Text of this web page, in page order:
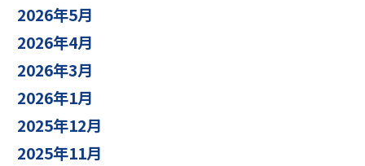
2026年5月
2026年4月
2026年3月
2026年1月
2025年12月
2025年11月